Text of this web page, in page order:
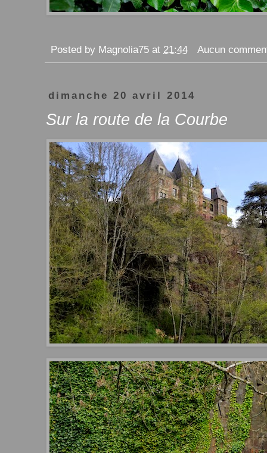
Posted by Magnolia75 at 21:44 Aucun
dimanche 20 avril 2014
Sur la route de la Courbe